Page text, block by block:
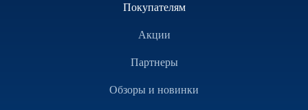
Покупателям
Акции
Партнеры
Обзоры и новинки